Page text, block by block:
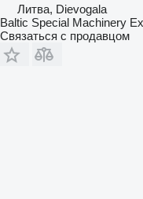
Литва, Dievogala
Baltic Special Machinery
Связаться с продавцом